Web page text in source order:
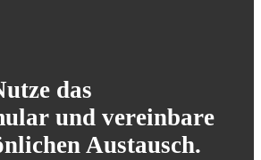
das
und vereinbare
Austausch.